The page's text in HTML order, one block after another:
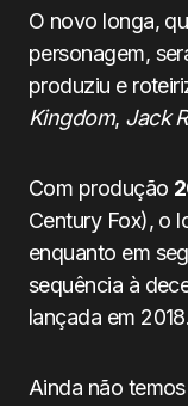
O novo longa,
personagem,
produziu e
Kingdom, Jack
Com produção
Century Fox), o
enquanto em
sequência à
lançada em 2018.
Ainda não